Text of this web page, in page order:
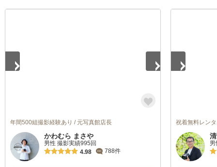
年間500組撮影経験あり / 元写真館店長
かわむら まさや
男性 撮影実績995回
4.98
788件
祝着無料レン